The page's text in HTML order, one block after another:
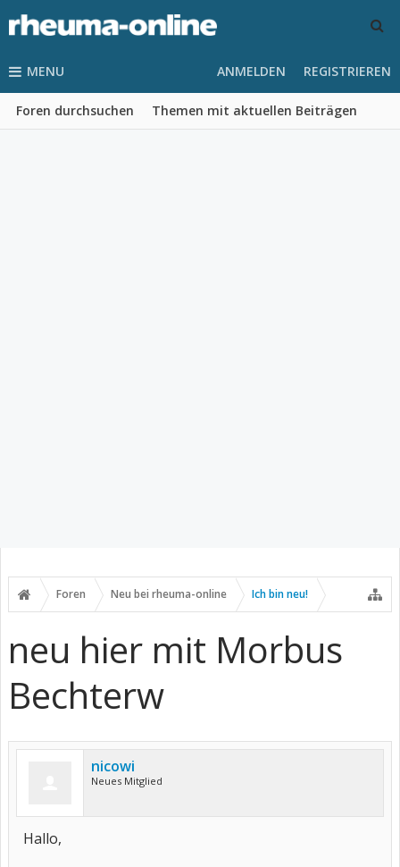
MENU
Foren durchsuchen Themen mit aktuellen Beiträgen
ANMELDEN REGISTRIEREN
Foren Neu bei rheuma-online Ich bin neu!
neu hier mit Morbus
Bechterw
nicowi
Neues Mitglied
Hallo,